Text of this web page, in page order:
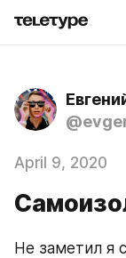
April 9, 2020
Не заметил я